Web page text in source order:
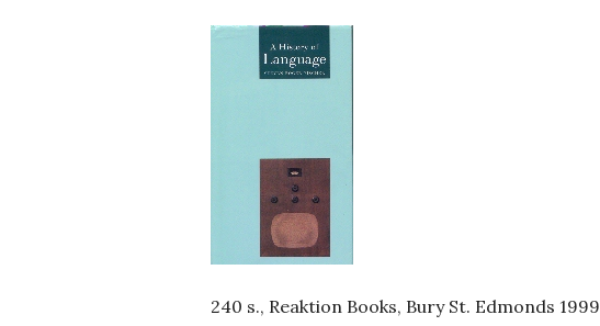
240 s., Reaktion Books, Bury St. Edmonds 1999